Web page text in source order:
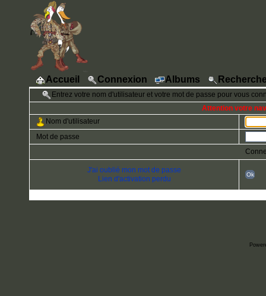
Accueil Connexion Albums
Entrez votre nom d'utilisateur et votre mot de passe pour vous
Attention votre
Nom d'utilisateur
Mot de passe
J'ai oublié mon mot de passe
Lien d'activation perdu
Ok